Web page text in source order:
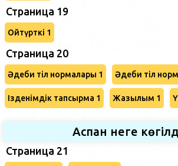
Страница 19
Ойтүрткі 1
Страница 20
Әдеби тіл нормалары 1 Әдеби тіл
Ізденімдік тапсырма 1 Жазылым 1
Аспан неге
Страница 21